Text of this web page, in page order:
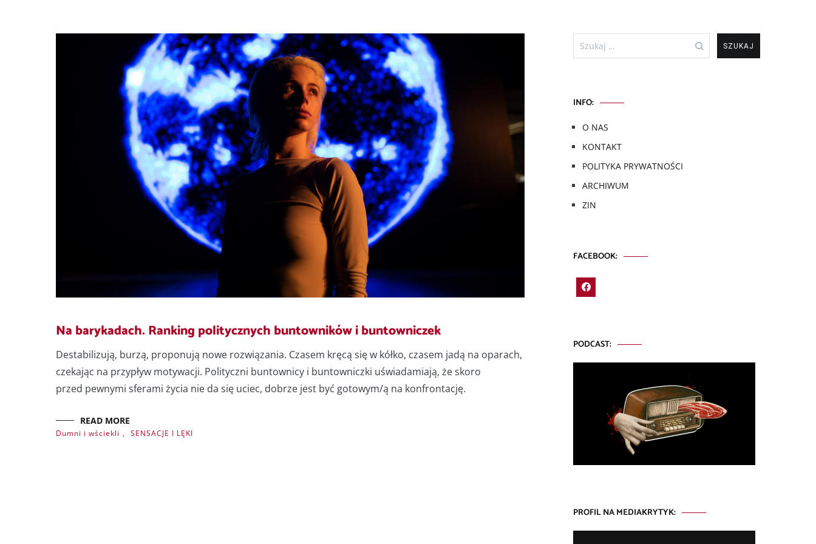
Na barykadach. Ranking politycznych buntowników i buntowniczek
Destabilizują, burzą, proponują nowe rozwiązania. Czasem kręcą się w kółko, czasem jadą na oparach,
czekając na przypływ motywacji. Polityczni buntownicy i buntowniczki uświadamiają, że skoro
przed pewnymi sferami życia nie da się uciec, dobrze jest być gotowym/ą na konfrontację.
READ MORE
Dumni i wściekli , SENSACJE I LĘKI
Szukaj:
INFO:
O NAS
KONTAKT
POLITYKA PRYWATNOŚCI
ARCHIWUM
ZIN
FACEBOOK:
PODCAST:
PROFIL NA MEDIAKRYTYK: